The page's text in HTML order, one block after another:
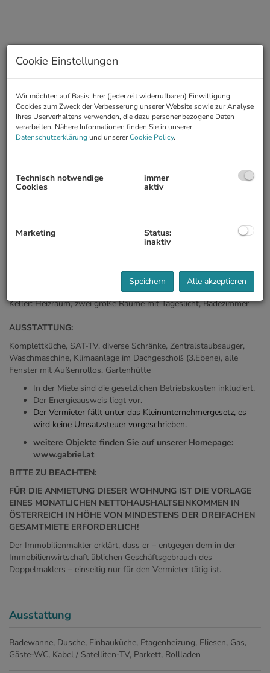
Beschreibung
INFRASTRUKTUR:
1. Ebene: Vorzimmer, Wohn-Esszimmer, Küche und Ausgang in
3. Ebene: ein offener Raum (Masterbedroom), Badezimmer mit
Wannenbad und WC, große Terrasse
Keller: Heizraum, zwei große Räume mit Tageslicht, Badezimmer
AUSSTATTUNG:
Komplettküche, SAT-TV, diverse Schränke, Zentralstaubsauger,
Waschmaschine, Klimaanlage im Dachgeschoß (3.Ebene), alle
Fenster mit Außenrollos, Gartenhütte
In der Miete sind die gesetzlichen Betriebskosten inkludiert.
Der Energieausweis liegt vor.
Der Vermieter fällt unter das Kleinunternehmergesetz, es
wird keine Umsatzsteuer vorgeschrieben.
weitere Objekte finden Sie auf unserer Homepage:
www.gabriel.at
BITTE ZU BEACHTEN:
FÜR DIE ANMIETUNG DIESER WOHNUNG IST DIE VORLAGE
EINES MONATLICHEN NETTOHAUSHALTSEINKOMMEN IN
ÖSTERREICH IN HÖHE VON MINDESTENS DER DREIFACHEN
GESAMTMIETE ERFORDERLICH!
Der Immobilienmakler erklärt, dass er – entgegen dem in der
Immobilienwirtschaft üblichen Geschäftsgebrauch des
Doppelmaklers – einseitig nur für den Vermieter tätig ist.
Ausstattung
Badewanne Dusche Einbauküche Etagenheizung Fliesen Gas
Gäste-WC Kabel / Satelliten-TV Parkett Rollladen
Cookie Einstellungen
Wir möchten auf Basis Ihrer (jederzeit widerrufbaren) Einwilligung
Cookies zum Zweck der Verbesserung unserer Website sowie zur Analyse
Ihres Userverhaltens verwenden, die dazu personenbezogene Daten
verarbeiten. Nähere Informationen finden Sie in unserer
Datenschutzerklärungund unsererCookie Policy.
Technisch notwendige
Cookies
immer
aktiv
Marketing Status:
inaktiv
Speichern Alle akzeptieren